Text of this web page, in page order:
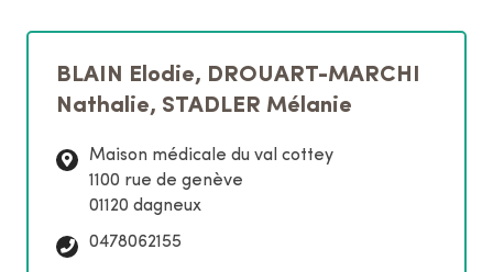
r
o
t
-
é
s
BLAIN Elodie, DROUART-MARCHI
Nathalie, STADLER Mélanie
Maison médicale du val cottey
1100 rue de genève
01120 dagneux
T
0478062155